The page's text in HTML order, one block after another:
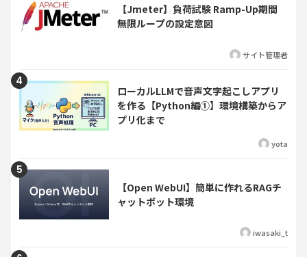
【Jmeter】負荷試験 Ramp-Up期間
無限ループの設定意図
サイト管理者
ローカルLLMで音声文字起こしアプリ
を作る【Python編①】環境構築からア
プリ化まで
yota
【Open WebUI】簡単に作れるRAGチ
ャットボット環境
iwasaki_t